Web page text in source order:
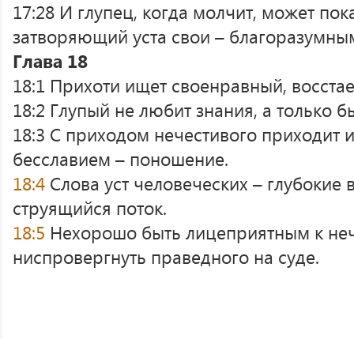
17:28 И глупец, когда молчит, может
затворяющий уста свои –
Глава 18
18:1 Прихоти ищет своенравный,
18:2 Глупый не любит знания, а только
18:3 С приходом нечестивого приходит
бесславием – поношение.
18:4 Слова уст человеческих –
струящийся поток.
18:5 Нехорошо быть лицеприятным к
ниспровергнуть праведного на суде.